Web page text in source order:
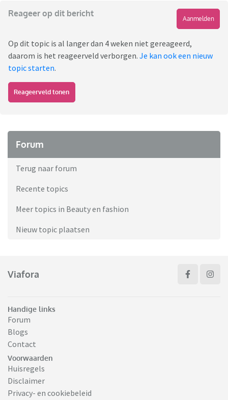
Reageer op dit bericht
Aanmelden
Op dit topic is al langer dan 4 weken niet gereageerd,
daarom is het reageerveld verborgen. Je kan ook een nieuw
topic starten.
Reageerveld tonen
Forum
Terug naar forum
Recente topics
Meer topics in Beauty en fashion
Nieuw topic plaatsen
Viafora
Handige links
Forum
Blogs
Contact
Voorwaarden
Huisregels
Disclaimer
Privacy- en cookiebeleid